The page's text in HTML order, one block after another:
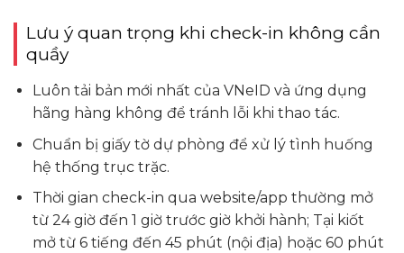
Lưu ý quan trọng khi check-in không cần
quầy
Luôn tải bản mới nhất của VNeID và ứng dụng
hãng hàng không để tránh lỗi khi thao tác.
Chuẩn bị giấy tờ dự phòng để xử lý tình huống
hệ thống trục trặc.
Thời gian check-in qua website/app thường mở
từ 24 giờ đến 1 giờ trước giờ khởi hành; Tại kiốt
mở từ 6 tiếng đến 45 phút (nội địa) hoặc 60 phút